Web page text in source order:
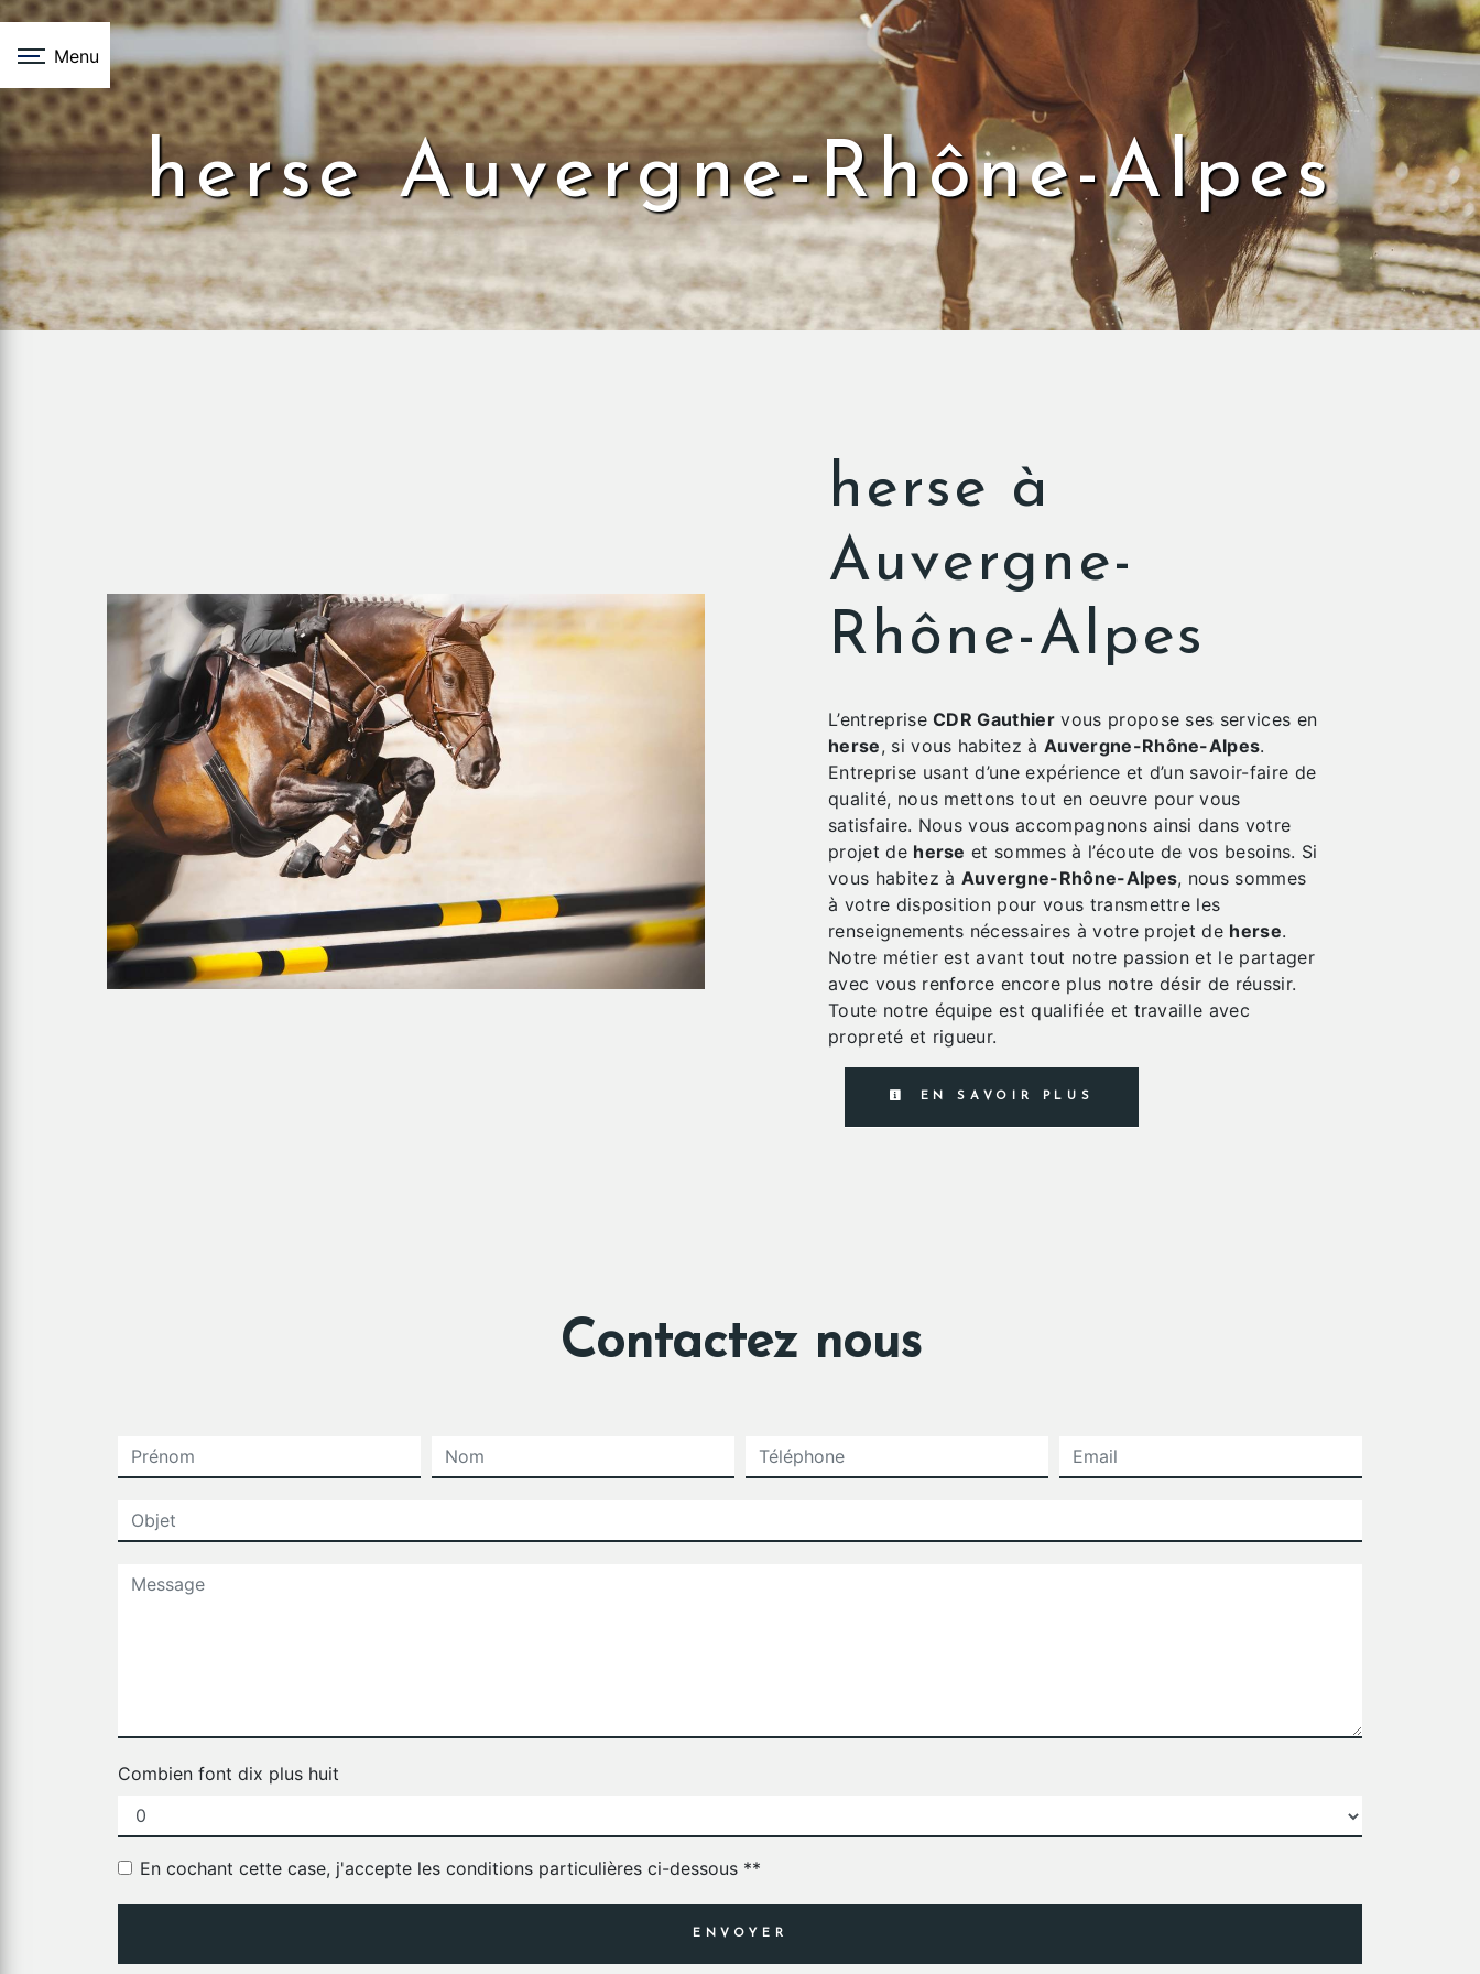
Menu
herse Auvergne-Rhône-Alpes
herse à
Auvergne-
Rhône-Alpes
L’entrepriseCDR Gauthier vous propose ses services en
herse, si vous habitez àAuvergne-Rhône-Alpes.
Entreprise usant d’une expérience et d’un savoir-faire de
qualité, nous mettons tout en oeuvre pour vous
satisfaire. Nous vous accompagnons ainsi dans votre
projet de herse et sommes à l’écoute de vos besoins. Si
vous habitez à Auvergne-Rhône-Alpes, nous sommes
à votre disposition pour vous transmettre les
renseignements nécessaires à votre projet de herse.
Notre métier est avant tout notre passion et le partager
avec vous renforce encore plus notre désir de réussir.
Toute notre équipe est qualifiée et travaille avec
propreté et rigueur.
EN SAVOIR PLUS
Contactez nous
Combien font dix plus huit
En cochant cette case, j'accepte les conditions particulières ci-dessous **
ENVOYER
Panneau de gestion des cookies